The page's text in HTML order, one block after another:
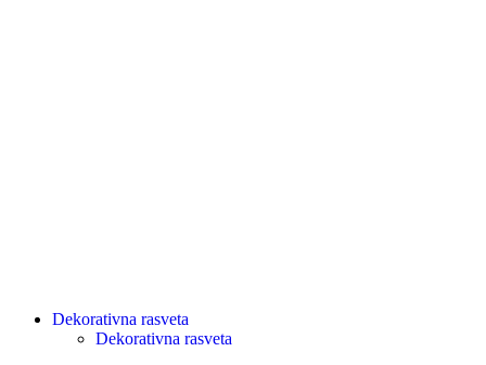
Dekorativna rasveta
Dekorativna rasveta